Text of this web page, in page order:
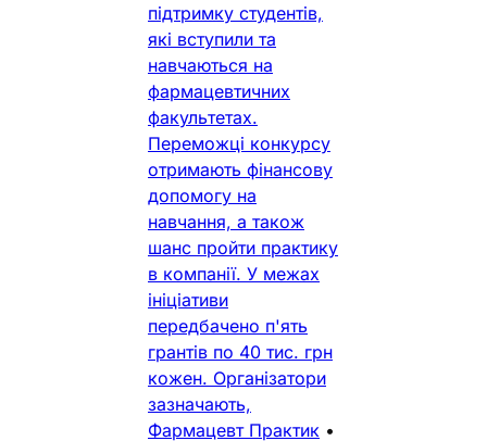
підтримку студентів,
які вступили та
навчаються на
фармацевтичних
факультетах.
Переможці конкурсу
отримають фінансову
допомогу на
навчання, а також
шанс пройти практику
в компанії. У межах
ініціативи
передбачено п'ять
грантів по 40 тис. грн
кожен. Організатори
зазначають,
Фармацевт Практик •